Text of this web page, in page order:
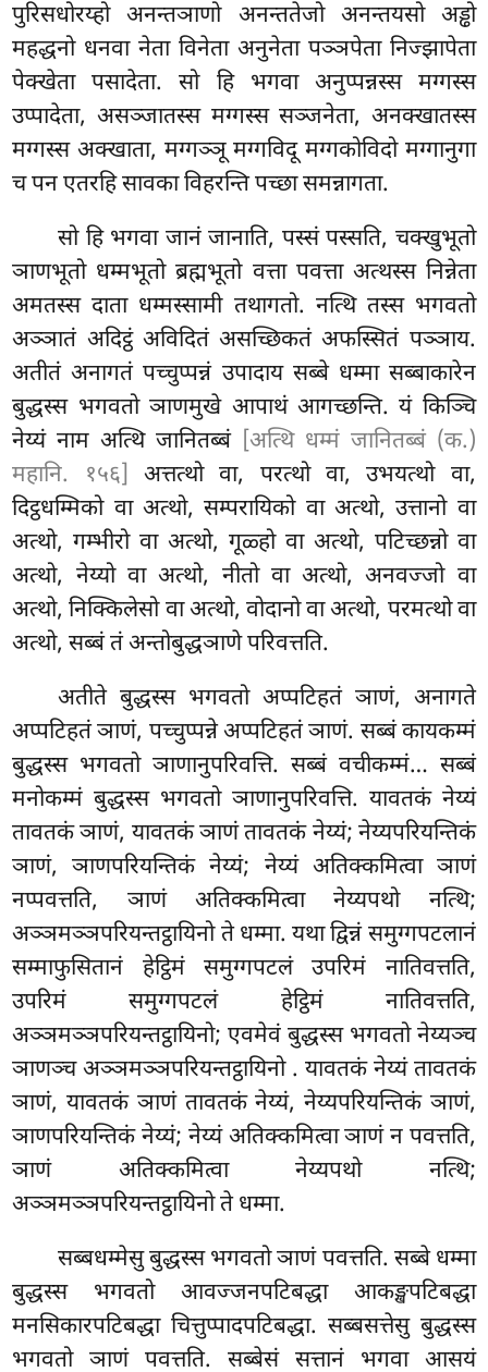
पुरिसधोरय्होअनन्तञाणो अनन्ततेजो अनन्तयसो अड्ढो
महद्धनो धनवा नेता विनेता अनुनेता पञ्ञपेता निज्झापेता
पेक्खेता पसादेता. सो हि भगवा अनुप्पन्नस्स मग्गस्स
उप्पादेता, असञ्जातस्स मग्गस्स सञ्जनेता, अनक्खातस्स
मग्गस्स अक्खाता, मग्गञ्ञूमग्गविदू मग्गकोविदो मग्गानुगा
च पन एतरहिसावका विहरन्ति पच्छा समन्नागता.
सो हि भगवा जानं जानाति, पस्सं पस्सति, चक्खुभूतो
ञाणभूतो धम्मभूतो ब्रह्मभूतो वत्ता पवत्ता अत्थस्स निन्नेता
अमतस्स दाता धम्मस्सामी तथागतो. नत्थि तस्स भगवतो
अञ्ञातं अदिट्ठं अविदितं असच्छिकतं अफस्सितं पञ्ञाय.
अतीतं अनागतं पच्चुप्पन्नं उपादाय सब्बे धम्मा सब्बाकारेन
बुद्धस्स भगवतो ञाणमुखे आपाथं आगच्छन्ति. यं किञ्चि
नेय्यं नाम अत्थि जानितब्बं [अत्थि धम्मं जानितब्बं (क.)
महानि. १५६] अत्तत्थो वा, परत्थो वा, उभयत्थो वा,
दिट्ठधम्मिको वा अत्थो, सम्परायिको वा अत्थो, उत्तानो वा
अत्थो, गम्भीरो वा अत्थो, गूळ्हो वा अत्थो, पटिच्छन्नो वा
अत्थो, नेय्यो वा अत्थो, नीतो वा अत्थो, अनवज्जो वा
अत्थो, निक्किलेसो वा अत्थो, वोदानो वा अत्थो, परमत्थो वा
अत्थो, सब्बं तं अन्तोबुद्धञाणे परिवत्तति.
अतीते बुद्धस्स भगवतो अप्पटिहतं ञाणं, अनागते
अप्पटिहतं ञाणं, पच्चुप्पन्ने अप्पटिहतं ञाणं. सब्बं कायकम्मं
बुद्धस्स भगवतो ञाणानुपरिवत्ति. सब्बं वचीकम्मं… सब्बं
मनोकम्मं बुद्धस्स भगवतो ञाणानुपरिवत्ति. यावतकं नेय्यं
तावतकं ञाणं, यावतकं ञाणं तावतकं नेय्यं; नेय्यपरियन्तिकं
ञाणं, ञाणपरियन्तिकं नेय्यं; नेय्यं अतिक्कमित्वा ञाणं
नप्पवत्तति, ञाणं अतिक्कमित्वा नेय्यपथो नत्थि;
अञ्ञमञ्ञपरियन्तट्ठायिनो ते धम्मा. यथा द्विन्नं समुग्गपटलानं
सम्माफुसितानं हेट्ठिमं समुग्गपटलं उपरिमं नातिवत्तति,
उपरिमं समुग्गपटलं हेट्ठिमं नातिवत्तति,
अञ्ञमञ्ञपरियन्तट्ठायिनो; एवमेवं बुद्धस्स भगवतो नेय्यञ्च
ञाणञ्च अञ्ञमञ्ञपरियन्तट्ठायिनो . यावतकं नेय्यं तावतकं
ञाणं, यावतकं ञाणं तावतकं नेय्यं, नेय्यपरियन्तिकं ञाणं,
ञाणपरियन्तिकं नेय्यं; नेय्यं अतिक्कमित्वा ञाणं न पवत्तति,
ञाणं अतिक्कमित्वा नेय्यपथो नत्थि;
अञ्ञमञ्ञपरियन्तट्ठायिनो ते धम्मा.
सब्बधम्मेसु बुद्धस्स भगवतो ञाणं पवत्तति. सब्बे धम्मा
बुद्धस्स भगवतो आवज्जनपटिबद्धा आकङ्खपटिबद्धा
मनसिकारपटिबद्धा चित्तुप्पादपटिबद्धा. सब्बसत्तेसु बुद्धस्स
भगवतो ञाणं पवत्तति. सब्बेसं सत्तानं भगवा आसयं